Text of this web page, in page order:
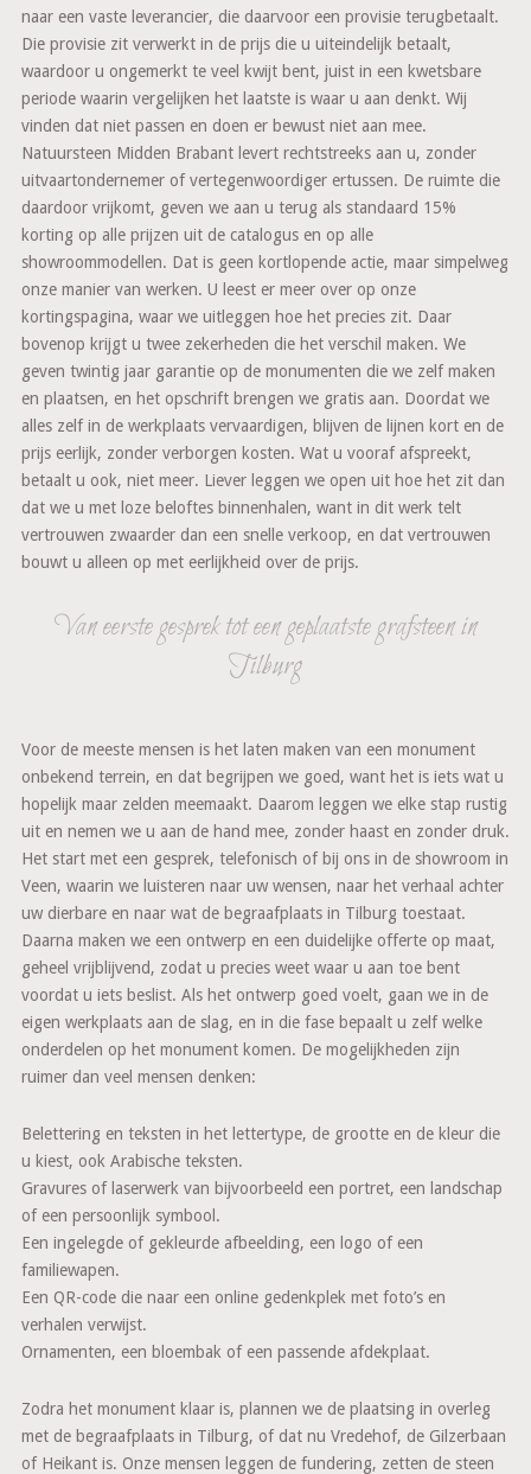
naar een vaste leverancier, die daarvoor een provisie terugbetaalt.
Die provisie zit verwerkt in de prijs die u uiteindelijk betaalt,
waardoor u ongemerkt te veel kwijt bent, juist in een kwetsbare
periode waarin vergelijken het laatste is waar u aan denkt. Wij
vinden dat niet passen en doen er bewust niet aan mee.
Natuursteen Midden Brabant levert rechtstreeks aan u, zonder
uitvaartondernemer of vertegenwoordiger ertussen. De ruimte die
daardoor vrijkomt, geven we aan u terug als standaard 15%
korting op alle prijzen uit de catalogus en op alle
showroommodellen. Dat is geen kortlopende actie, maar simpelweg
onze manier van werken. U leest er meer over op onze
kortingspagina, waar we uitleggen hoe het precies zit. Daar
bovenop krijgt u twee zekerheden die het verschil maken. We
geven twintig jaar garantie op de monumenten die we zelf maken
en plaatsen, en het opschrift brengen we gratis aan. Doordat we
alles zelf in de werkplaats vervaardigen, blijven de lijnen kort en de
prijs eerlijk, zonder verborgen kosten. Wat u vooraf afspreekt,
betaalt u ook, niet meer. Liever leggen we open uit hoe het zit dan
dat we u met loze beloftes binnenhalen, want in dit werk telt
vertrouwen zwaarder dan een snelle verkoop, en dat vertrouwen
bouwt u alleen op met eerlijkheid over de prijs.
Van eerste gesprek tot een geplaatste grafsteen in
Tilburg
Voor de meeste mensen is het laten maken van een monument
onbekend terrein, en dat begrijpen we goed, want het is iets wat u
hopelijk maar zelden meemaakt. Daarom leggen we elke stap rustig
uit en nemen we u aan de hand mee, zonder haast en zonder druk.
Het start met een gesprek, telefonisch of bij ons in de showroom in
Veen, waarin we luisteren naar uw wensen, naar het verhaal achter
uw dierbare en naar wat de begraafplaats in Tilburg toestaat.
Daarna maken we een ontwerp en een duidelijke offerte op maat,
geheel vrijblijvend, zodat u precies weet waar u aan toe bent
voordat u iets beslist. Als het ontwerp goed voelt, gaan we in de
eigen werkplaats aan de slag, en in die fase bepaalt u zelf welke
onderdelen op het monument komen. De mogelijkheden zijn
ruimer dan veel mensen denken:
Belettering en teksten in het lettertype, de grootte en de kleur die
u kiest, ook Arabische teksten.
Gravures of laserwerk van bijvoorbeeld een portret, een landschap
of een persoonlijk symbool.
Een ingelegde of gekleurde afbeelding, een logo of een
familiewapen.
Een QR-code die naar een online gedenkplek met foto’s en
verhalen verwijst.
Ornamenten, een bloembak of een passende afdekplaat.
Zodra het monument klaar is, plannen we de plaatsing in overleg
met de begraafplaats in Tilburg, of dat nu Vredehof, de Gilzerbaan
of Heikant is. Onze mensen leggen de fundering, zetten de steen